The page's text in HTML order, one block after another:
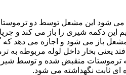
شود این مشعل توسط دو
شیری را باز می کند و جریان
باز می شود و اجازه می دهد که
بخار داخل لوله مربوطه به
ترموستات منقبض شده و توسط
ثابت نگهداشته می شود.